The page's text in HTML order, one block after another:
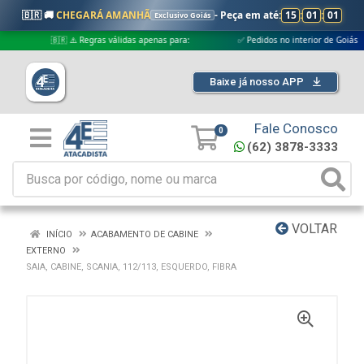
🇧🇷 🚚CHEGARÁ AMANHÃ Exclusivo Goiás - Peça em até: 15 : 01 : 00
🇧🇷 ⚠️ Regras válidas apenas para: ✅ Pedidos no interior de Goiás
Baixe já nosso APP
0 Fale Conosco
(62) 3878-3333
VOLTAR
INÍCIO
ACABAMENTO DE CABINE
EXTERNO
SAIA, CABINE, SCANIA, 112/113, ESQUERDO, FIBRA